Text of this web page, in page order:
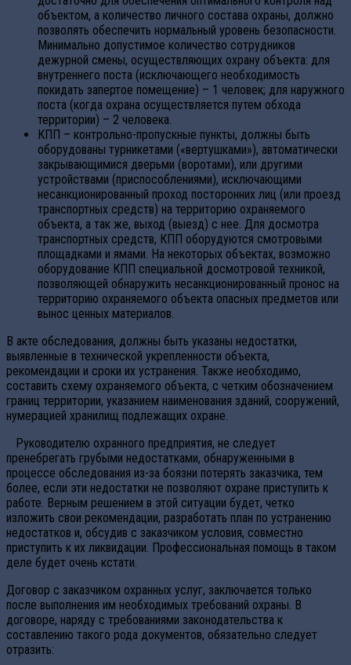
объектом, а количество личного состава охраны, должно
позволять обеспечить нормальный уровень безопасности.
Минимально допустимое количество сотрудников
дежурной смены, осуществляющих охрану объекта: для
внутреннего поста (исключающего необходимость
покидать запертое помещение) – 1 человек; для наружного
поста (когда охрана осуществляется путем обхода
территории) – 2 человека.
КПП – контрольно-пропускные пункты, должны быть
оборудованы турникетами («вертушками»), автоматически
закрывающимися дверьми (воротами), или другими
устройствами (приспособлениями), исключающими
несанкционированный проход посторонних лиц (или проезд
транспортных средств) на территорию охраняемого
объекта, а так же, выход (выезд) с нее. Для досмотра
транспортных средств, КПП оборудуются смотровыми
площадками и ямами. На некоторых объектах, возможно
оборудование КПП специальной досмотровой техникой,
позволяющей обнаружить несанкционированный пронос на
территорию охраняемого объекта опасных предметов или
вынос ценных материалов.
В акте обследования, должны быть указаны недостатки,
выявленные в технической укрепленности объекта,
рекомендации и сроки их устранения. Также необходимо,
составить схему охраняемого объекта, с четким обозначением
границ территории, указанием наименования зданий, сооружений,
нумерацией хранилищ подлежащих охране.
Руководителю охранного предприятия, не следует
пренебрегать грубыми недостатками, обнаруженными в
процессе обследования из-за боязни потерять заказчика, тем
более, если эти недостатки не позволяют охране приступить к
работе. Верным решением в этой ситуации будет, четко
изложить свои рекомендации, разработать план по устранению
недостатков и, обсудив с заказчиком условия, совместно
приступить к их ликвидации. Профессиональная помощь в таком
деле будет очень кстати.
Договор с заказчиком охранных услуг, заключается только
после выполнения им необходимых требований охраны. В
договоре, наряду с требованиями законодательства к
составлению такого рода документов, обязательно следует
отразить: